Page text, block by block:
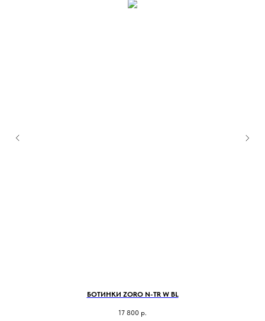
БОТИНКИ ZORO N-TR W BL
17 800 р.